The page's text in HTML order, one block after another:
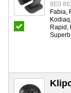
8E0
Fabia,
Rapid,
Superb